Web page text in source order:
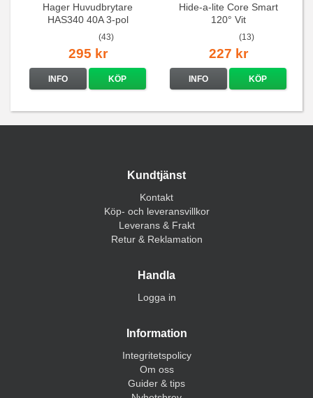
Hager Huvudbrytare
HAS340 40A 3-pol
(43)
295 kr
INFO KÖP
Hide-a-lite Core Smart
120° Vit
(13)
227 kr
INFO KÖP
Kundtjänst
Kontakt
Köp- och leveransvillkor
Leverans & Frakt
Retur & Reklamation
Handla
Logga in
Information
Integritetspolicy
Om oss
Guider & tips